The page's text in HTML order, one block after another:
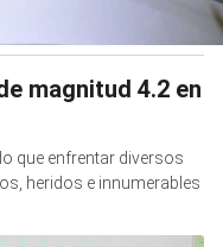
magnitud 4.2 en
que enfrentar diversos
heridos e innumerables